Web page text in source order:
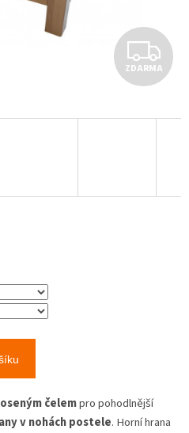
Z
D
A
ZDARMA
čelempro pohodlnější
v nohách postele. Horní hrana